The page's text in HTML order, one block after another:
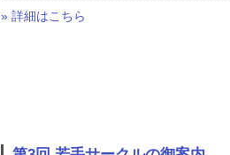
» 詳細はこちら